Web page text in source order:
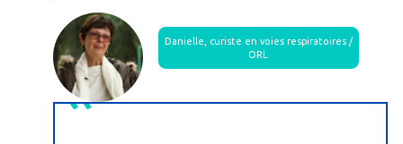
Danielle, curiste en voies respiratoires /
ORL